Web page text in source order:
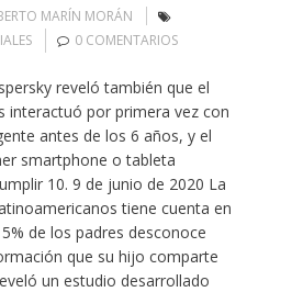
MARÍN MORÁN
0 COMENTARIOS
reveló también que el
interactuó por primera vez con
antes de los 6 años, y el
smartphone o tableta
10. 9 de junio de 2020 La
tiene cuenta en
de los padres desconoce
que su hijo comparte
un estudio desarrollado